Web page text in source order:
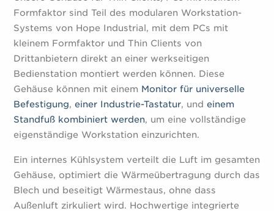
Formfaktor sind Teil des modularen Workstation-
Systems von Hope Industrial, mit dem PCs mit
kleinem Formfaktor und Thin Clients von
Drittanbietern direkt an einer werkseitigen
Bedienstation montiert werden können. Diese
Gehäuse können mit einem Monitor für universelle
Befestigung, einer Industrie-Tastatur, und einem
Standfuß kombiniert werden, um eine vollständige
eigenständige Workstation einzurichten.
Ein internes Kühlsystem verteilt die Luft im gesamten
Gehäuse, optimiert die Wärmeübertragung durch das
Blech und beseitigt Wärmestaus, ohne dass
Außenluft zirkuliert wird. Hochwertige integrierte